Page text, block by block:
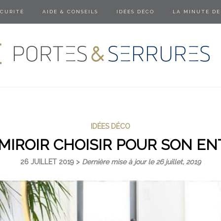
AIDE & CONSEILS IDÉES DÉCO LA MINUTE DE
IDÉES DÉCO
CHOISIR POUR SON
26 JUILLET 2019 > Dernière mise à jour le 26 juillet, 2019